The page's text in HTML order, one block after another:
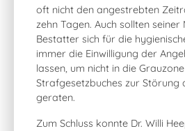
oft nicht den angestrebten
zehn Tagen. Auch sollten seiner
Bestatter sich für die
immer die Einwilligung der
lassen, um nicht in die
Strafgesetzbuches zur Störung
geraten.
Zum Schluss konnte Dr. Willi